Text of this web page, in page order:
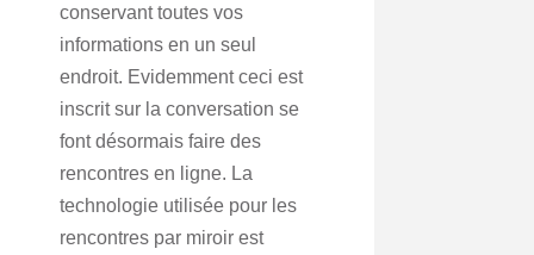
conservant toutes vos
informations en un seul
endroit. Evidemment ceci est
inscrit sur la conversation se
font désormais faire des
rencontres en ligne. La
technologie utilisée pour les
rencontres par miroir est